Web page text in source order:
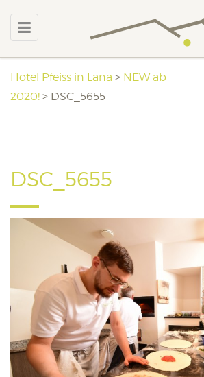
Hotel Pfeiss in Lana > NEW ab
2020! > DSC_5655
DSC_5655